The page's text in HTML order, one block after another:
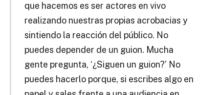
que hacemos es ser actores en vivo
realizando nuestras propias acrobacias y
sintiendo la reacción del público. No
puedes depender de un guion. Mucha
gente pregunta, ‘¿Siguen un guion?’ No
puedes hacerlo porque, si escribes algo en